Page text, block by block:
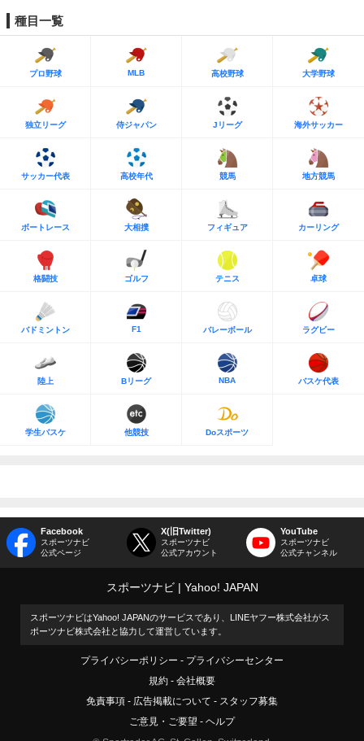
種目一覧
プロ野球 MLB 高校野球 大学野球
独立リーグ 侍ジャパン Jリーグ 海外サッカー
サッカー代表 高校年代 競馬 地方競馬
ボートレース 大相撲 フィギュア カーリング
格闘技 ゴルフ テニス 卓球
バドミントン F1 バレーボール ラグビー
陸上 Bリーグ NBA バスケ代表
学生バスケ 他競技 Doスポーツ
Facebook
スポーツナビ
公式ページ
X(旧Twitter)
スポーツナビ
公式アカウント
YouTube
スポーツナビ
公式チャンネル
スポーツナビ Yahoo! JAPAN
スポーツナビはYahoo! JAPANのサービスであり、LINEヤフー株式会社がス
ポーツナビ株式会社と協力して運営しています。
プライバシーポリシー
プライバシーセンター
規約
会社概要
免責事項
広告掲載について
スタッフ募集
ご意見・ご要望
ヘルプ